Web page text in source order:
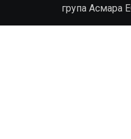
група Асмара